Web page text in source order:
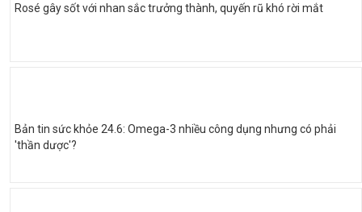
Rosé gây sốt với nhan sắc trưởng thành, quyến rũ khó rời mắt
Bản tin sức khỏe 24.6: Omega-3 nhiều công dụng nhưng có phải
'thần dược'?